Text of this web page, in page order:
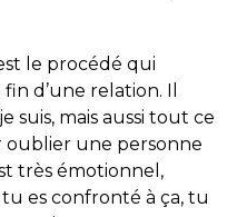
le procédé qui
d’une relation. Il
suis, mais aussi tout ce
oublier une personne
très émotionnel,
es confronté à ça, tu